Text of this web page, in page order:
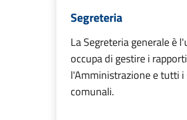
Segreteria
La Segreteria generale è
occupa di gestire i
l'Amministrazione e tutti i
comunali.